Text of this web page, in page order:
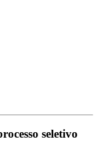
seletivo